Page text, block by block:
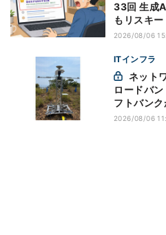
33回 生成
もリスキ
万全にして
2026/08/06
ITインフラ
ロードバ
フトバン
ビス開始
2026/08/06